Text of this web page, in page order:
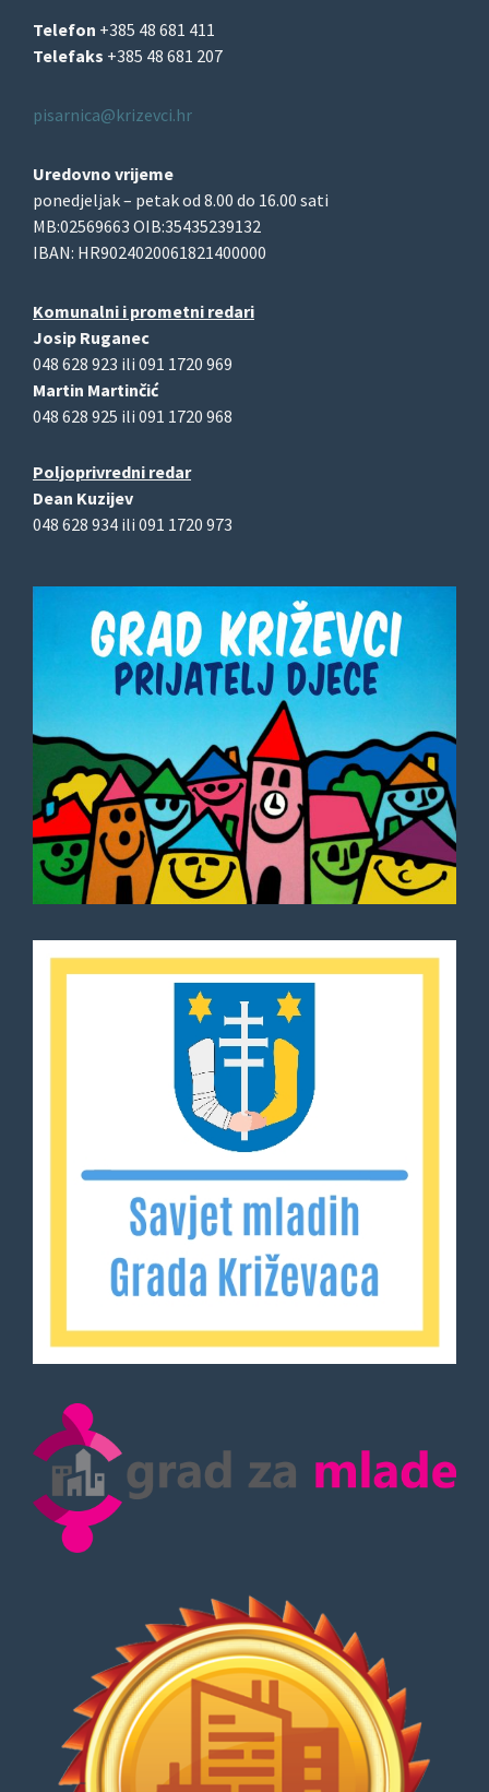
Telefon +385 48 681 411
Telefaks +385 48 681 207
pisarnica@krizevci.hr
Uredovno vrijeme
ponedjeljak – petak od 8.00 do 16.00 sati
MB:02569663 OIB:35435239132
IBAN: HR9024020061821400000
Komunalni i prometni redari
Josip Ruganec
048 628 923 ili 091 1720 969
Martin Martinčić
048 628 925 ili 091 1720 968
Poljoprivredni redar
Dean Kuzijev
048 628 934 ili 091 1720 973